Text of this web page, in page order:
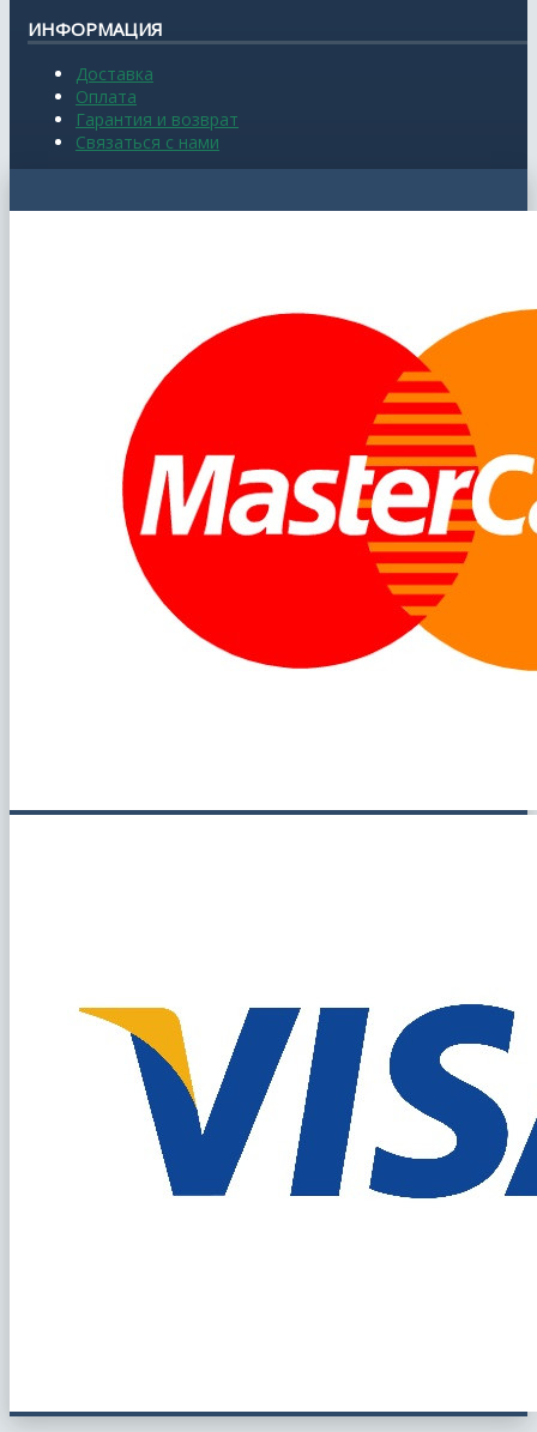
ИНФОРМАЦИЯ
Доставка
Оплата
Гарантия и возврат
Связаться с нами